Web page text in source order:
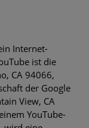
Internet-
ist die
CA 94066,
der Google
View, CA
YouTube-